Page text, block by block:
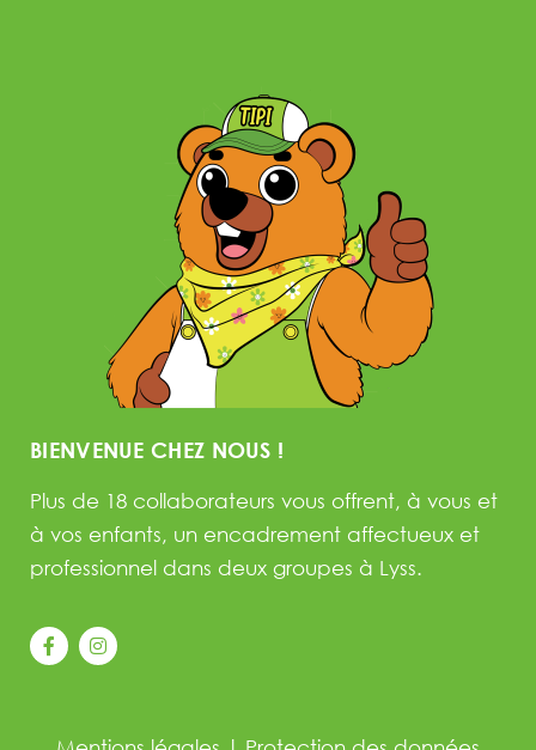
BIENVENUE CHEZ NOUS !
Plus de 18 collaborateurs vous offrent, à vous et
à vos enfants, un encadrement affectueux et
professionnel dans deux groupes à Lyss.